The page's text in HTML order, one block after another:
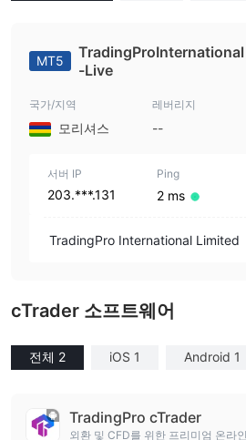
MT5
TradingProInternational
-Live
국가/지역
모리셔스
레버리지
--
서버 IP
203.***.131
Ping
2 ms
TradingPro International Limited
cTrader 소프트웨어
전체 2 iOS 1 Android 1
TradingPro cTrader
외환 및 CFD를 위한 프리미엄 온라